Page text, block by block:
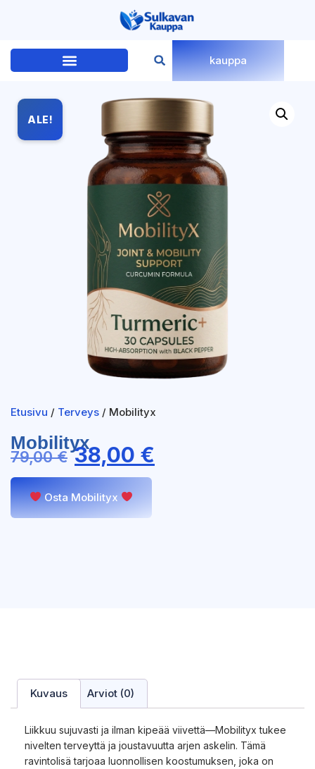
kauppa
ALE!
Etusivu / Terveys / Mobilityx
Mobilityx
79,00€ 38,00 €
Osta Mobilityx
Kuvaus Arviot (0)
Liikkuu sujuvasti ja ilman kipeää viivettä—Mobilityx tukee
nivelten terveyttä ja joustavuutta arjen askelin. Tämä
ravintolisä tarjoaa luonnollisen koostumuksen, joka on